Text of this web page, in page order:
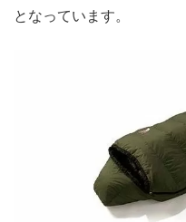
となっています。